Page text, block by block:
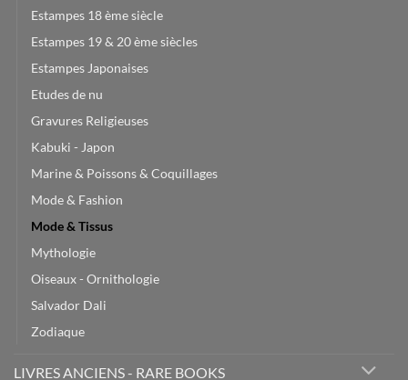
Estampes 18 ème siècle
Estampes 19 & 20 ème siècles
Estampes Japonaises
Etudes de nu
Gravures Religieuses
Kabuki - Japon
Marine & Poissons & Coquillages
Mode & Fashion
Mode & Tissus
Mythologie
Oiseaux - Ornithologie
Salvador Dali
Zodiaque
LIVRES ANCIENS - RARE BOOKS